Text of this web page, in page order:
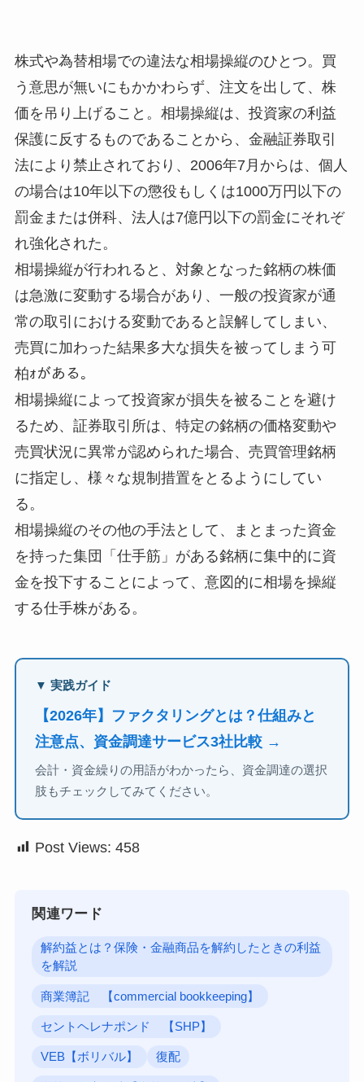
株式や為替相場での違法な相場操縦のひとつ。買
う意思が無いにもかかわらず、注文を出して、株
価を吊り上げること。相場操縦は、投資家の利益
保護に反するものであることから、金融証券取引
法により禁止されており、2006年7月からは、個人
の場合は10年以下の懲役もしくは1000万円以下の
罰金または併科、法人は7億円以下の罰金にそれぞ
れ強化された。
相場操縦が行われると、対象となった銘柄の株価
は急激に変動する場合があり、一般の投資家が通
常の取引における変動であると誤解してしまい、
売買に加わった結果多大な損失を被ってしまう可
柏ｫがある。
相場操縦によって投資家が損失を被ることを避け
るため、証券取引所は、特定の銘柄の価格変動や
売買状況に異常が認められた場合、売買管理銘柄
に指定し、様々な規制措置をとるようにしてい
る。
相場操縦のその他の手法として、まとまった資金
を持った集団「仕手筋」がある銘柄に集中的に資
金を投下することによって、意図的に相場を操縦
する仕手株がある。
▼ 実践ガイド
【2026年】ファクタリングとは？仕組みと
注意点、資金調達サービス3社比較 →
会計・資金繰りの用語がわかったら、資金調達の選択
肢もチェックしてみてください。
Post Views: 458
関連ワード
解約益とは？保険・金融商品を解約したときの利益
を解説
商業簿記 【commercial bookkeeping】
セントヘレナポンド 【SHP】
VEB【ボリバル】 復配